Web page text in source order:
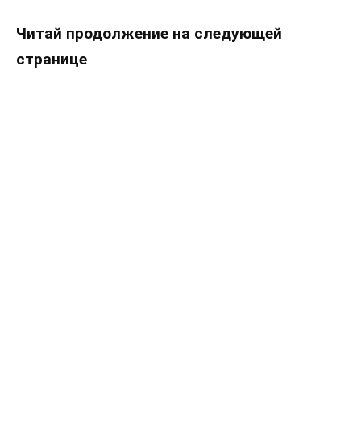
Читай продолжение на следующей
странице